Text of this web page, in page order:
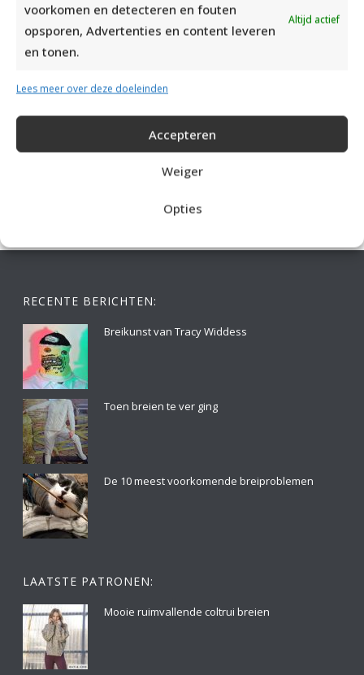
voorkomen en detecteren en fouten
opsporen, Advertenties en content leveren
en tonen.
Altijd actief
Lees meer over deze doeleinden
Accepteren
Weiger
Opties
RECENTE BERICHTEN:
Breikunst van Tracy Widdess
Toen breien te ver ging
De 10 meest voorkomende breiproblemen
LAATSTE PATRONEN:
Mooie ruimvallende coltrui breien